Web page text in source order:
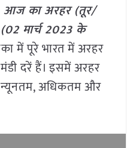
आज का अरहर (तूर/
02 मार्च 2023के
में पूरे भारत में अरहर
दरें हैं। इसमें अरहर
अधिकतम और